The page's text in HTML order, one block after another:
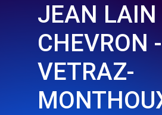
JEAN LAIN
CHEVRON -
VETRAZ-